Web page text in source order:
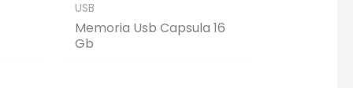
USB
Memoria Usb Capsula 16
Gb